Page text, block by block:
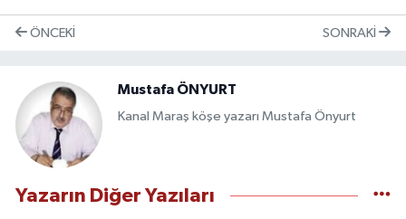
ÖNCEKI SONRAKI
Mustafa ÖNYURT
Kanal Maraş köşe yazarı Mustafa Önyurt
Yazarın Diğer Yazıları